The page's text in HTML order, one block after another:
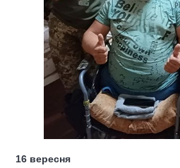
16 вересня